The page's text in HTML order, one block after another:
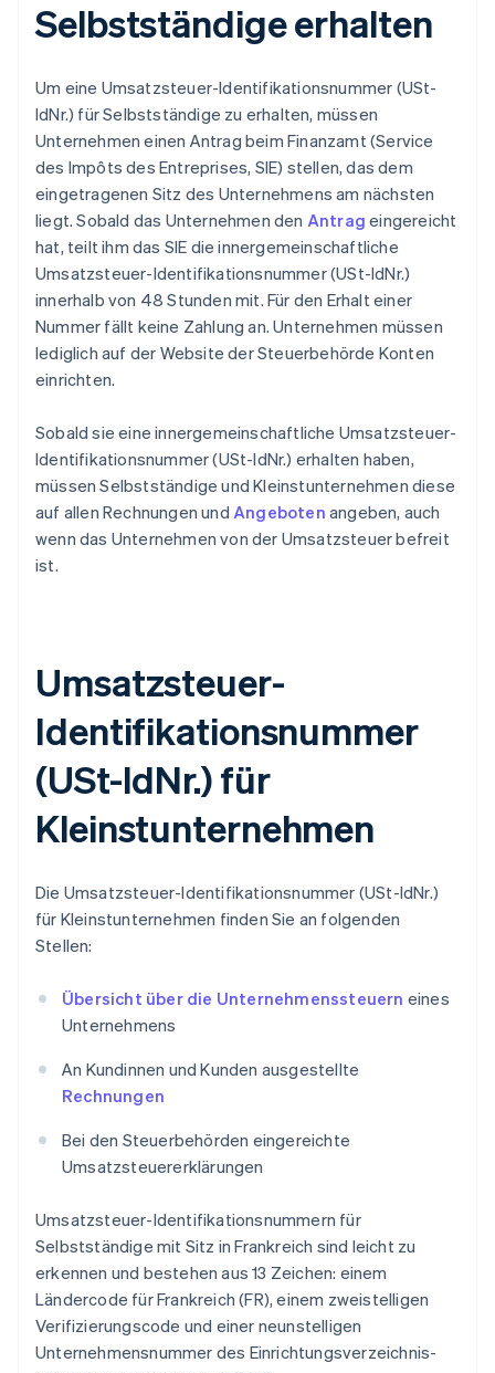
Selbstständige erhalten
Um eine Umsatzsteuer-Identifikationsnummer (USt-
IdNr.) für Selbstständige zu erhalten, müssen
Unternehmen einen Antrag beim Finanzamt (Service
des Impôts des Entreprises, SIE) stellen, das dem
eingetragenen Sitz des Unternehmens am nächsten
liegt. Sobald das Unternehmen den Antrag eingereicht
hat, teilt ihm das SIE die innergemeinschaftliche
Umsatzsteuer-Identifikationsnummer (USt-IdNr.)
innerhalb von 48 Stunden mit. Für den Erhalt einer
Nummer fällt keine Zahlung an. Unternehmen müssen
lediglich auf der Website der Steuerbehörde Konten
einrichten.
Sobald sie eine innergemeinschaftliche Umsatzsteuer-
Identifikationsnummer (USt-IdNr.) erhalten haben,
müssen Selbstständige und Kleinstunternehmen diese
auf allen Rechnungen und Angeboten angeben, auch
wenn das Unternehmen von der Umsatzsteuer befreit
ist.
Umsatzsteuer-
Identifikationsnummer
(USt-IdNr.) für
Kleinstunternehmen
Die Umsatzsteuer-Identifikationsnummer (USt-IdNr.)
für Kleinstunternehmen finden Sie an folgenden
Stellen:
Übersicht über die Unternehmenssteuern eines
Unternehmens
An Kundinnen und Kunden ausgestellte
Rechnungen
Bei den Steuerbehörden eingereichte
Umsatzsteuererklärungen
Umsatzsteuer-Identifikationsnummern für
Selbstständige mit Sitz in Frankreich sind leicht zu
erkennen und bestehen aus 13 Zeichen: einem
Ländercode für Frankreich (FR), einem zweistelligen
Verifizierungscode und einer neunstelligen
Unternehmensnummer des Einrichtungsverzeichnis-